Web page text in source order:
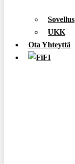
Sovellus
UKK
Ota Yhteyttä
FI